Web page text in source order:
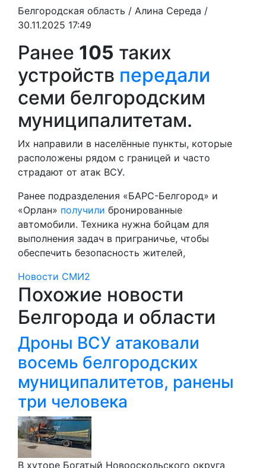
Белгородская область / Алина Середа /
30.11.2025 17:49
Ранее 105 таких
устройств передали
семи белгородским
муниципалитетам.
Их направили в населённые пункты, которые
расположены рядом с границей и часто
страдают от атак ВСУ.
Ранее подразделения «БАРС-Белгород» и
«Орлан» получили бронированные
автомобили. Техника нужна бойцам для
выполнения задач в приграничье, чтобы
обеспечить безопасность жителей,
Новости СМИ2
Похожие новости
Белгорода и области
Дроны ВСУ атаковали
восемь белгородских
муниципалитетов, ранены
три человека
В хуторе Богатый Новооскольского округа